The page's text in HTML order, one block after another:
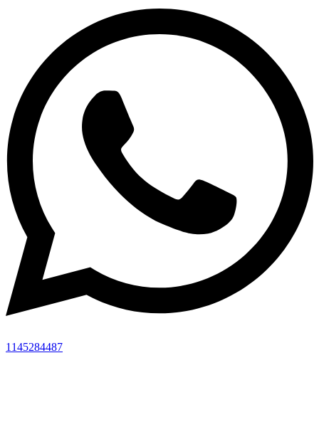
1145284487